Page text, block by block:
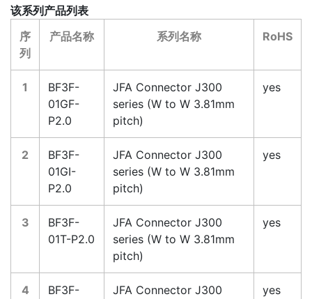
该系列产品列表
序
列
产品名称 系列名称 RoHS
1
BF3F-
01GF-
P2.0
JFA Connector J300
series (W to W 3.81mm
pitch)
yes
2
BF3F-
01GI-
P2.0
JFA Connector J300
series (W to W 3.81mm
pitch)
yes
3
BF3F-
01T-P2.0
JFA Connector J300
series (W to W 3.81mm
pitch)
yes
4
BF3F-
JFA Connector J300
yes